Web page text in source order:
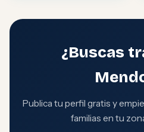
¿Buscas
Publica tu perfil gratis y
familias en tu